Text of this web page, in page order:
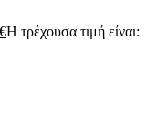
€Η τρέχουσα τιμή είναι: